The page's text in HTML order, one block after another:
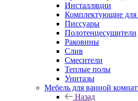
Инсталляции
Комплектующие для
Писсуары
Полотенцесушители
Раковины
Слив
Смесители
Теплые полы
Унитазы
Мебель для ванной
Назад